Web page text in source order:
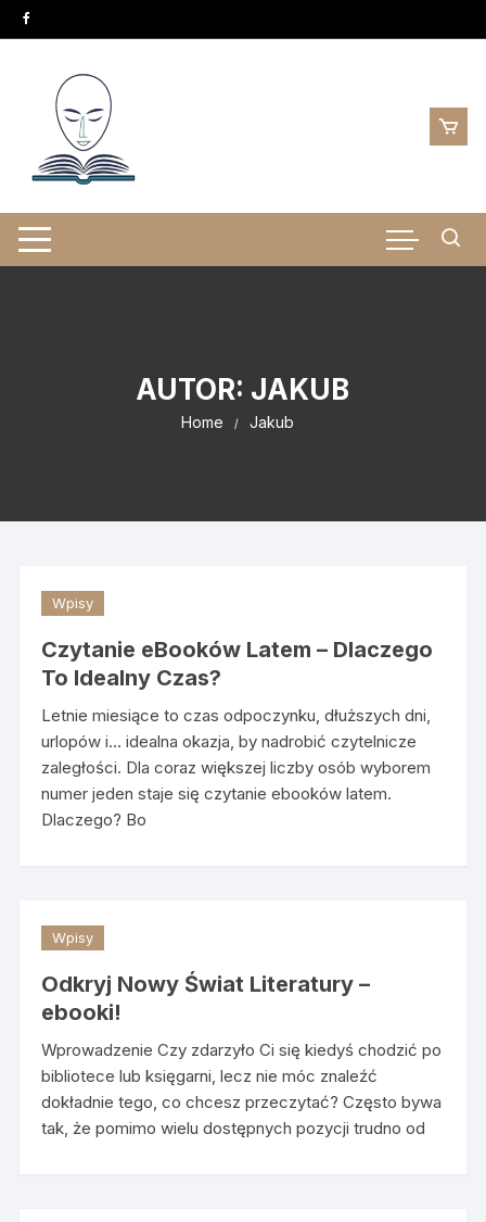
Skip
to
AUTOR: JAKUB
Home Jakub
Wpisy
Czytanie eBooków Latem – Dlaczego
To Idealny Czas?
Letnie miesiące to czas odpoczynku, dłuższych dni,
urlopów i… idealna okazja, by nadrobić czytelnicze
zaległości. Dla coraz większej liczby osób wyborem
numer jeden staje się czytanie ebooków latem.
Dlaczego? Bo
Wpisy
Odkryj Nowy Świat Literatury –
ebooki!
Wprowadzenie Czy zdarzyło Ci się kiedyś chodzić po
bibliotece lub księgarni, lecz nie móc znaleźć
dokładnie tego, co chcesz przeczytać? Często bywa
tak, że pomimo wielu dostępnych pozycji trudno od